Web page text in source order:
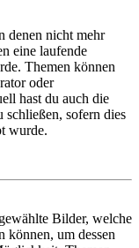
denen nicht mehr
eine laufende
Themen können
oder
hast du auch die
sofern dies
wurde.
Bilder, welche
können, um dessen